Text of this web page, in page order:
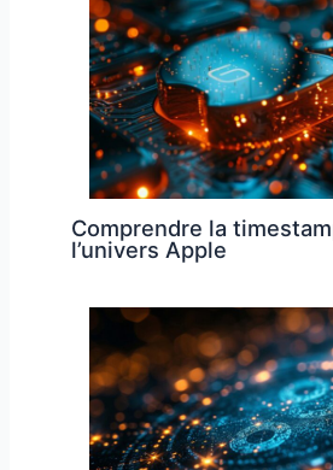
Comprendre la
l’univers Apple